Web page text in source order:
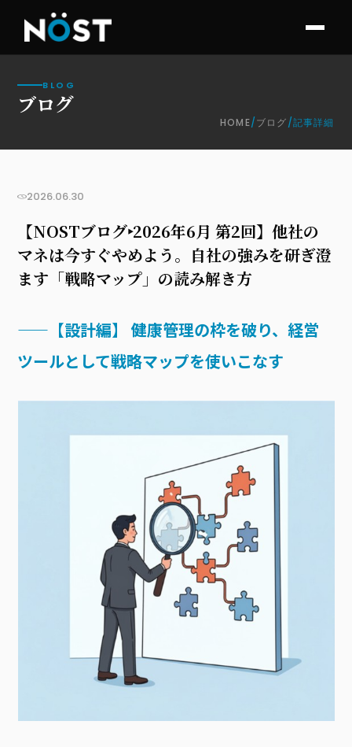
BLOG
ブログ
HOME/ブログ/記事詳細
2026.06.30
【NOSTブログ‣2026年6月 第2回】他社の
マネは今すぐやめよう。自社の強みを研ぎ澄
ます「戦略マップ」の読み解き方
——【設計編】 健康管理の枠を破り、経営
ツールとして戦略マップを使いこなす